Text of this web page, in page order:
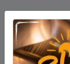
مجدل شمس
مختلفة في
الطّالب
تل حاي